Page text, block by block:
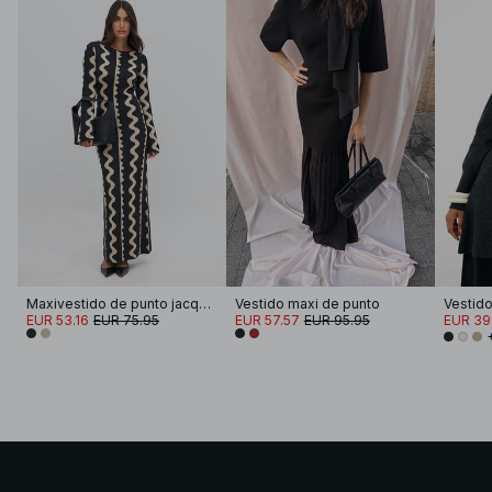
Maxivestido de punto jacquard
EUR 53.16 EUR 75.95
Vestido maxi de punto
EUR 57.57 EUR 95.95
EUR